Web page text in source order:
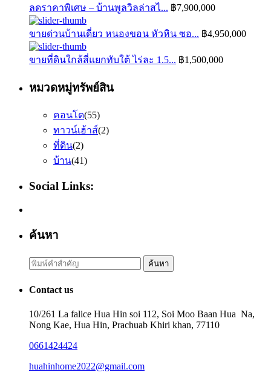
ลดราคาพิเศษ – บ้านพูลวิลล่าสไ... ฿7,900,000
ขายด่วนบ้านเดี่ยว หนองขอน หัวหิน ซอ... ฿4,950,000
ขายที่ดินใกล้สี่แยกทับใต้ ไร่ละ 1.5... ฿1,500,000
หมวดหมู่ทรัพย์สิน
คอนโด(55)
ทาวน์เฮ้าส์(2)
ที่ดิน(2)
บ้าน(41)
Social Links:
ค้นหา
Search
for:
ค้นหา
Contact us
10/261 La falice Hua Hin soi 112, Soi Moo Baan Hua Na,
Nong Kae, Hua Hin, Prachuab Khiri khan, 77110
0661424424
huahinhome2022@gmail.com